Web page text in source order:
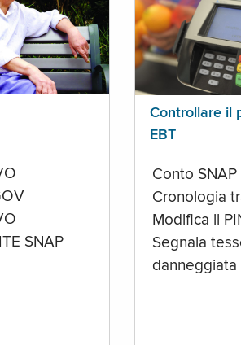
SNAP
Controllare il
EBT
Conto
Cronologia
Modifica il
Segnala
danneggiata